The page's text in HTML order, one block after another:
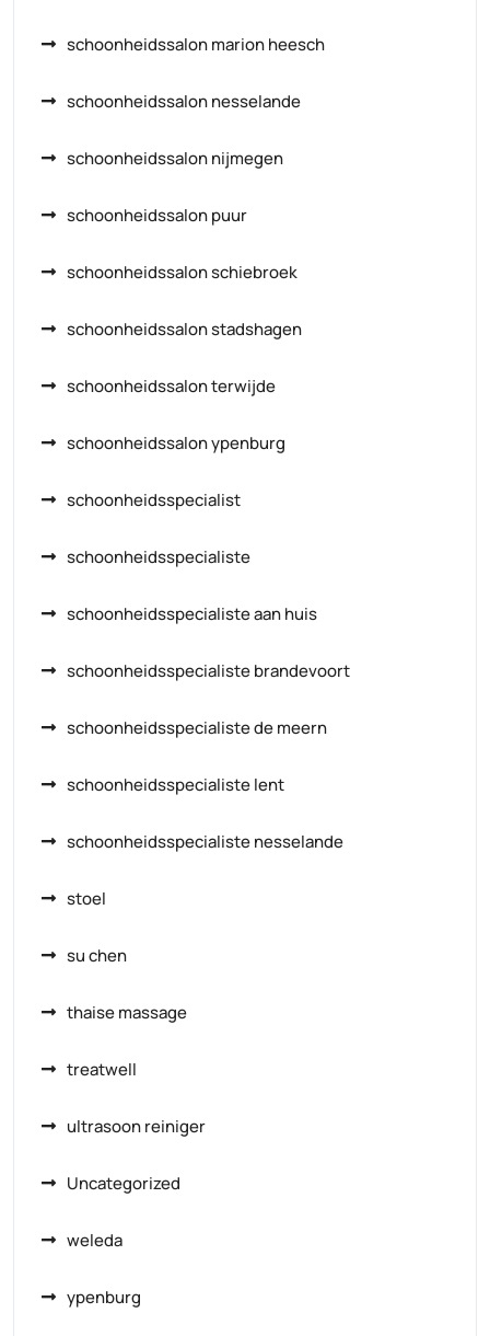
schoonheidssalon marion heesch
schoonheidssalon nesselande
schoonheidssalon nijmegen
schoonheidssalon puur
schoonheidssalon schiebroek
schoonheidssalon stadshagen
schoonheidssalon terwijde
schoonheidssalon ypenburg
schoonheidsspecialist
schoonheidsspecialiste
schoonheidsspecialiste aan huis
schoonheidsspecialiste brandevoort
schoonheidsspecialiste de meern
schoonheidsspecialiste lent
schoonheidsspecialiste nesselande
stoel
su chen
thaise massage
treatwell
ultrasoon reiniger
Uncategorized
weleda
ypenburg